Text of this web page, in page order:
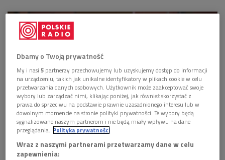
Muzycy Polskiej Orkiestry Radiowej podczas jednego z występów w Studiu
Koncertowym Polskiego Radia im. Witolda Lutosławskiego Foto: Wojciech
Kusiński/PR
Dbamy o Twoją prywatność
My i nasi5 partnerzy przechowujemy lub uzyskujemy dostęp do informacji
na urządzeniu, takich jak unikalne identyfikatory w plikach cookie w celu
przetwarzania danych osobowych. Użytkownik może zaakceptować swoje
wybory lub zarządzać nimi, klikając poniżej, jak również skorzystać z
prawa do sprzeciwu na podstawie prawnie uzasadnionego interesu lub w
dowolnym momencie na stronie polityki prywatności. Te wybory będą
sygnalizowane naszym partnerom i nie będą miały wpływu na dane
przeglądania. Polityka prywatności
Wraz z naszymi partnerami przetwarzamy dane w celu
zapewnienia: